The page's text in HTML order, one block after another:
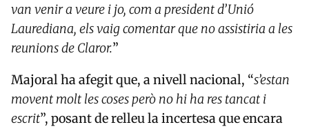
van venir a veure i jo, com a president d’Unió
Laurediana, els vaig comentar que no assistiria a les
reunions de Claror.”
Majoral ha afegit que, a nivell nacional, “s’estan
movent molt les coses però no hi ha res tancat i
escrit”, posant de relleu la incertesa que encara